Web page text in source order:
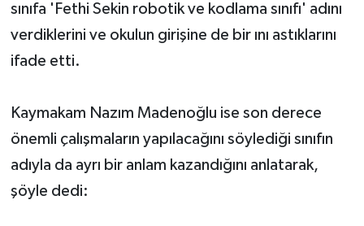
sınıfa 'Fethi Sekin robotik ve kodlama sınıfı' adını
verdiklerini ve okulun girişine de bir ını astıklarını
ifade etti.
Kaymakam Nazım Madenoğlu ise son derece
önemli çalışmaların yapılacağını söylediği sınıfın
adıyla da ayrı bir anlam kazandığını anlatarak,
şöyle dedi: